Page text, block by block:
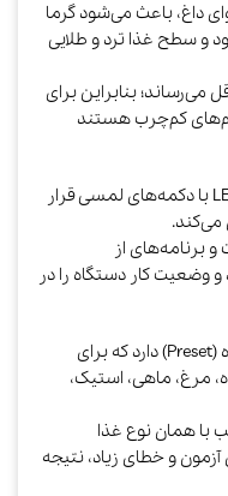
هوای داغ، باعث می‌شود گرما
سطح غذا ترد و طلایی
می‌رساند؛ بنابراین برای
کم‌چرب هستند
روی بدنه دستگاه یک صفحه‌نمایش LED با دکمه‌های لمسی قرار
می‌کند.
برنامه‌های از
وضعیت کار دستگاه را در
این مدل معمولاً چند برنامه پخت آماده (Preset) دارد که برای
مرغ، ماهی، استیک،
با همان نوع غذا
و خطای زیاد، نتیجه